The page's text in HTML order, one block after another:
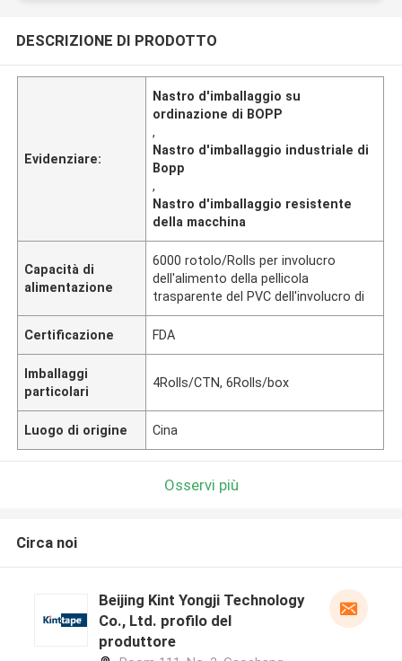
DESCRIZIONE DI PRODOTTO
Evidenziare:
Nastro d'imballaggio su
ordinazione di BOPP
,
Nastro d'imballaggio industriale di
Bopp
,
Nastro d'imballaggio resistente
della macchina
Capacità di
alimentazione
6000 rotolo/Rolls per involucro
dell'alimento della pellicola
trasparente del PVC dell'involucro di
Certificazione FDA
Imballaggi
particolari
4Rolls/CTN, 6Rolls/box
Luogo di origine Cina
Osservi più
Circa noi
Beijing Kint Yongji Technology
Co., Ltd. profilo del
produttore